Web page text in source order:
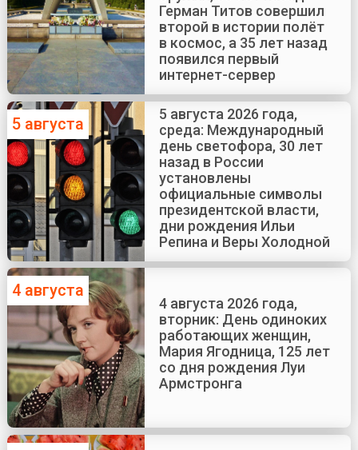
Герман Титов совершил
второй в истории полёт
в космос, а 35 лет назад
появился первый
интернет-сервер
5 августа
5 августа 2026 года,
среда: Международный
день светофора, 30 лет
назад в России
установлены
официальные символы
президентской власти,
дни рождения Ильи
Репина и Веры Холодной
4 августа
4 августа 2026 года,
вторник: День одиноких
работающих женщин,
Мария Ягодница, 125 лет
со дня рождения Луи
Армстронга